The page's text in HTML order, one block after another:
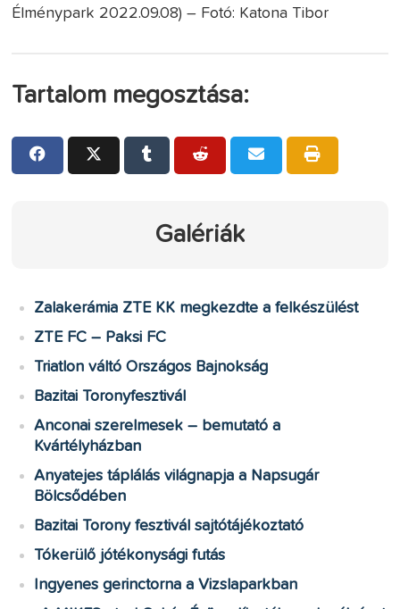
Élménypark 2022.09.08) – Fotó: Katona Tibor
Tartalom megosztása:
Galériák
Zalakerámia ZTE KK megkezdte a felkészülést
ZTE FC – Paksi FC
Triatlon váltó Országos Bajnokság
Bazitai Toronyfesztivál
Anconai szerelmesek – bemutató a
Kvártélyházban
Anyatejes táplálás világnapja a Napsugár
Bölcsődében
Bazitai Torony fesztivál sajtótájékoztató
Tókerülő jótékonysági futás
Ingyenes gerinctorna a Vizslaparkban